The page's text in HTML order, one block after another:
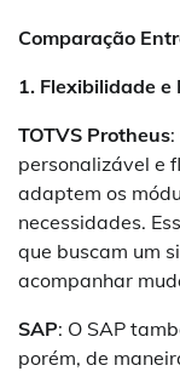
Comparação
1. Flexibilidade e
TOTVS Protheus
personalizável e
adaptem os
necessidades.
que buscam um
acompanhar
SAP: O SAP
porém, de